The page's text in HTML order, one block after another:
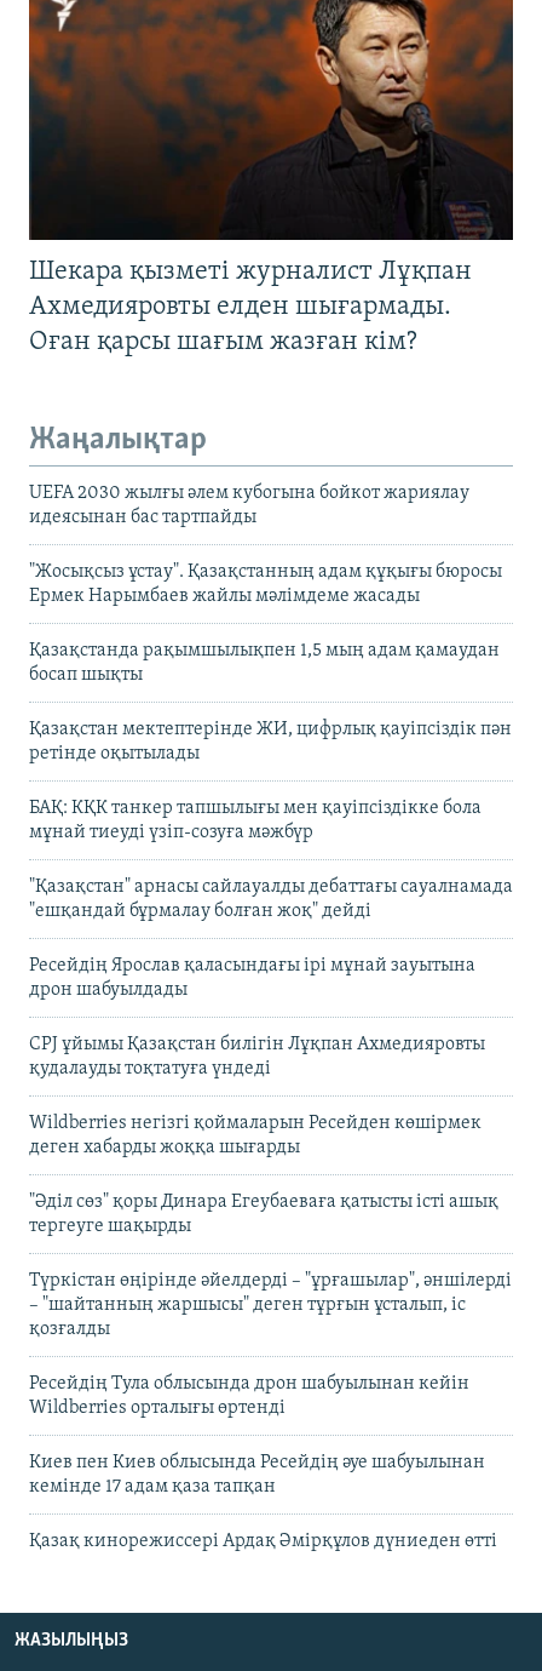
Шекара қызметі журналист Лұқпан
Ахмедияровты елден шығармады.
Оған қарсы шағым жазған кім?
Жаңалықтар
UEFA 2030 жылғы әлем кубогына бойкот жариялау
идеясынан бас тартпайды
"Жосықсыз ұстау". Қазақстанның адам құқығы бюросы
Ермек Нарымбаев жайлы мәлімдеме жасады
Қазақстанда рақымшылықпен 1,5 мың адам қамаудан
босап шықты
Қазақстан мектептерінде ЖИ, цифрлық қауіпсіздік пән
ретінде оқытылады
БАҚ: КҚК танкер тапшылығы мен қауіпсіздікке бола
мұнай тиеуді үзіп-созуға мәжбүр
"Қазақстан" арнасы сайлауалды дебаттағы сауалнамада
"ешқандай бұрмалау болған жоқ" дейді
Ресейдің Ярослав қаласындағы ірі мұнай зауытына
дрон шабуылдады
CPJ ұйымы Қазақстан билігін Лұқпан Ахмедияровты
қудалауды тоқтатуға үндеді
Wildberries негізгі қоймаларын Ресейден көшірмек
деген хабарды жоққа шығарды
"Әділ сөз" қоры Динара Егеубаеваға қатысты істі ашық
тергеуге шақырды
Түркістан өңірінде әйелдерді – "ұрғашылар", әншілерді
– "шайтанның жаршысы" деген тұрғын ұсталып, іс
қозғалды
Ресейдің Тула облысында дрон шабуылынан кейін
Wildberries орталығы өртенді
Киев пен Киев облысында Ресейдің әуе шабуылынан
кемінде 17 адам қаза тапқан
Қазақ кинорежиссері Ардақ Әмірқұлов дүниеден өтті
ЖАЗЫЛЫҢЫЗ